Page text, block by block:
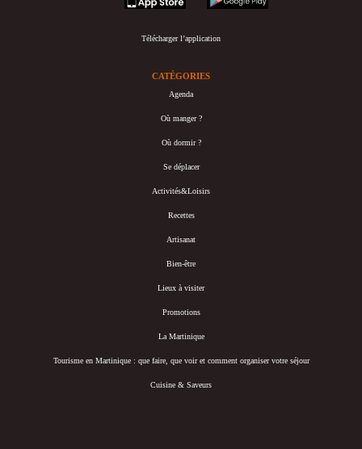
Télécharger l’application
CATÉGORIES
Agenda
Où manger ?
Où dormir ?
Se déplacer
Activités&Loisirs
Recettes
Artisanat
Bien-être
Lieux à visiter
Promotions
La Martinique
Tourisme en Martinique : que faire, que voir et comment organiser votre séjour
Cuisine & Saveurs